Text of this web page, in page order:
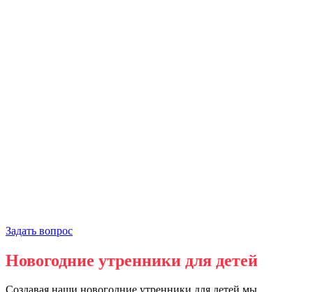
Задать вопрос
Новогодние утренники для детей